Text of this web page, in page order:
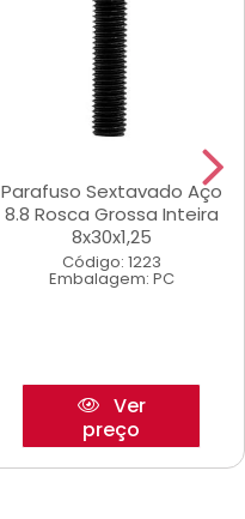
Parafuso Sextavado Aço
8.8 Rosca Grossa Inteira
8x30x1,25
Código: 1223
Embalagem: PC
Ver
preço